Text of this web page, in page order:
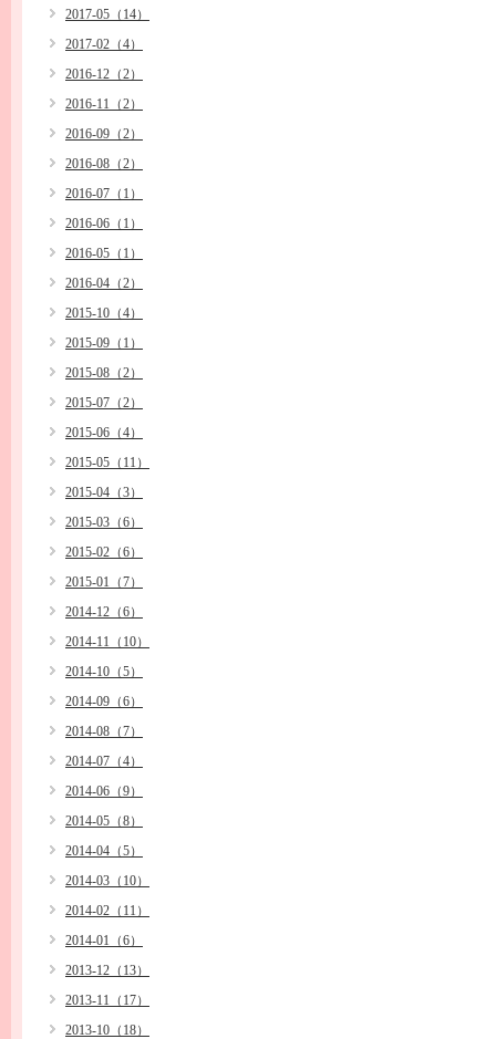
2017-05（14）
2017-02（4）
2016-12（2）
2016-11（2）
2016-09（2）
2016-08（2）
2016-07（1）
2016-06（1）
2016-05（1）
2016-04（2）
2015-10（4）
2015-09（1）
2015-08（2）
2015-07（2）
2015-06（4）
2015-05（11）
2015-04（3）
2015-03（6）
2015-02（6）
2015-01（7）
2014-12（6）
2014-11（10）
2014-10（5）
2014-09（6）
2014-08（7）
2014-07（4）
2014-06（9）
2014-05（8）
2014-04（5）
2014-03（10）
2014-02（11）
2014-01（6）
2013-12（13）
2013-11（17）
2013-10（18）